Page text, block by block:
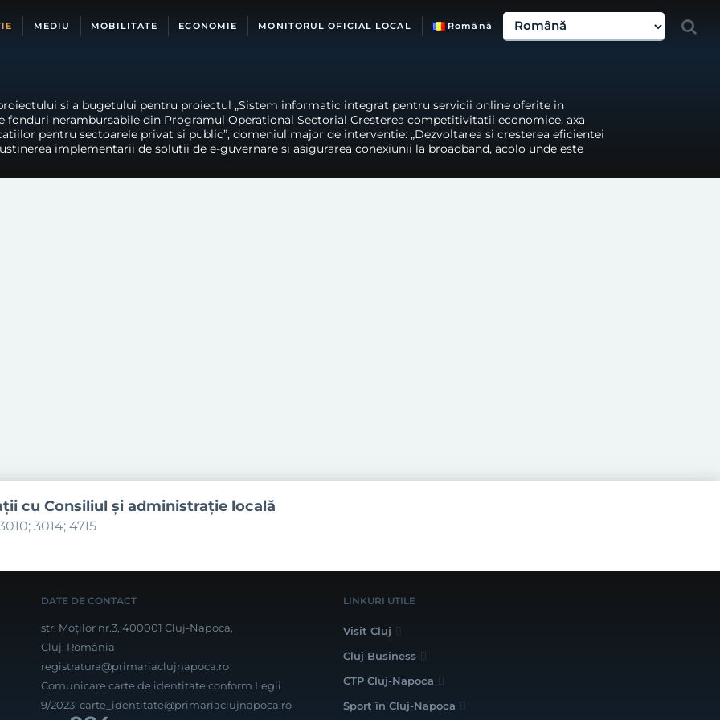
MEDIU MOBILITATE ECONOMIE MONITORUL OFICIAL LOCAL Română
si a bugetului pentru proiectul „Sistem informatic integrat pentru servicii online oferite in
fonduri nerambursabile din Programul Operational Sectorial Cresterea competitivitatii economice, axa
pentru sectoarele privat si public”, domeniul major de interventie: „Dezvoltarea si cresterea eficientei
implementarii de solutii de e-guvernare si asigurarea conexiunii la broadband, acolo unde este
cu Consiliul şi administraţie locală
3014; 4715
DATE DE CONTACT
str. Moților nr.3, 400001 Cluj-Napoca,
Cluj, România
registratura@primariaclujnapoca.ro
Comunicare carte de identitate conform Legii
9/2023: carte_identitate@primariaclujnapoca.ro
LINKURI UTILE
Visit Cluj
Cluj Business
CTP Cluj-Napoca
Sport în Cluj-Napoca